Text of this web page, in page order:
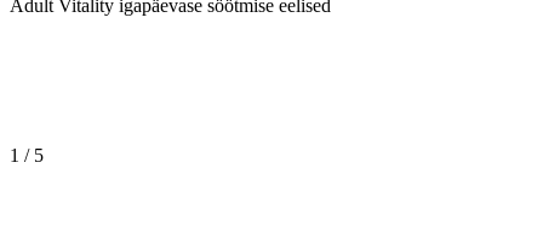
Adult Vitality igapäevase söötmise eelised
1 / 5